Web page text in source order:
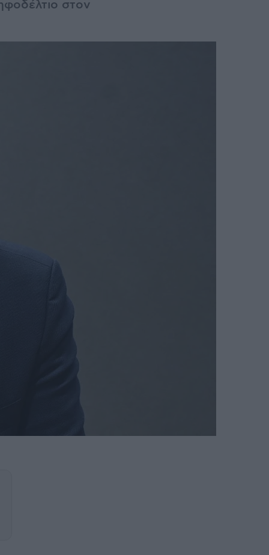
στον